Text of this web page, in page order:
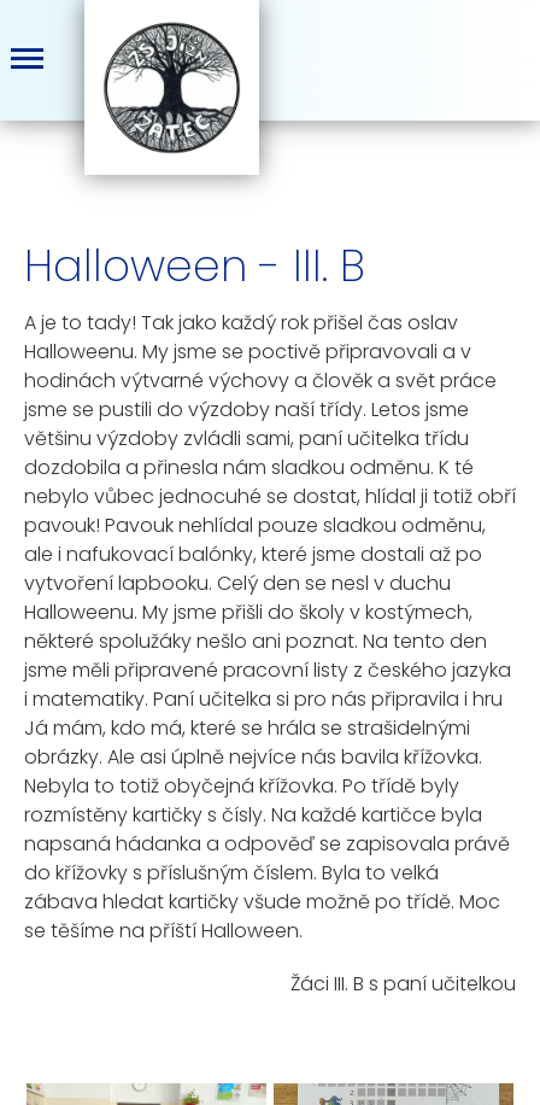
Halloween - III. B
A je to tady! Tak jako každý rok přišel čas oslav
Halloweenu. My jsme se poctivě připravovali a v
hodinách výtvarné výchovy a člověk a svět práce
jsme se pustili do výzdoby naší třídy. Letos jsme
většinu výzdoby zvládli sami, paní učitelka třídu
dozdobila a přinesla nám sladkou odměnu. K té
nebylo vůbec jednocuhé se dostat, hlídal ji totiž obří
pavouk! Pavouk nehlídal pouze sladkou odměnu,
ale i nafukovací balónky, které jsme dostali až po
vytvoření lapbooku. Celý den se nesl v duchu
Halloweenu. My jsme přišli do školy v kostýmech,
některé spolužáky nešlo ani poznat. Na tento den
jsme měli připravené pracovní listy z českého jazyka
i matematiky. Paní učitelka si pro nás připravila i hru
Já mám, kdo má, které se hrála se strašidelnými
obrázky. Ale asi úplně nejvíce nás bavila křížovka.
Nebyla to totiž obyčejná křížovka. Po třídě byly
rozmístěny kartičky s čísly. Na každé kartičce byla
napsaná hádanka a odpověď se zapisovala právě
do křížovky s příslušným číslem. Byla to velká
zábava hledat kartičky všude možně po třídě. Moc
se těšíme na příští Halloween.
Žáci III. B s paní učitelkou